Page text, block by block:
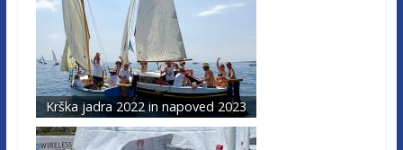
Krška jadra 2022 in napoved 2023